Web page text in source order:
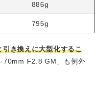
886g
795g
き換えに大型化するこ
70mm F2.8 GM」も例外